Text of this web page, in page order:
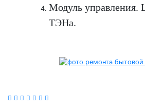
Модуль управления.
ТЭНа.